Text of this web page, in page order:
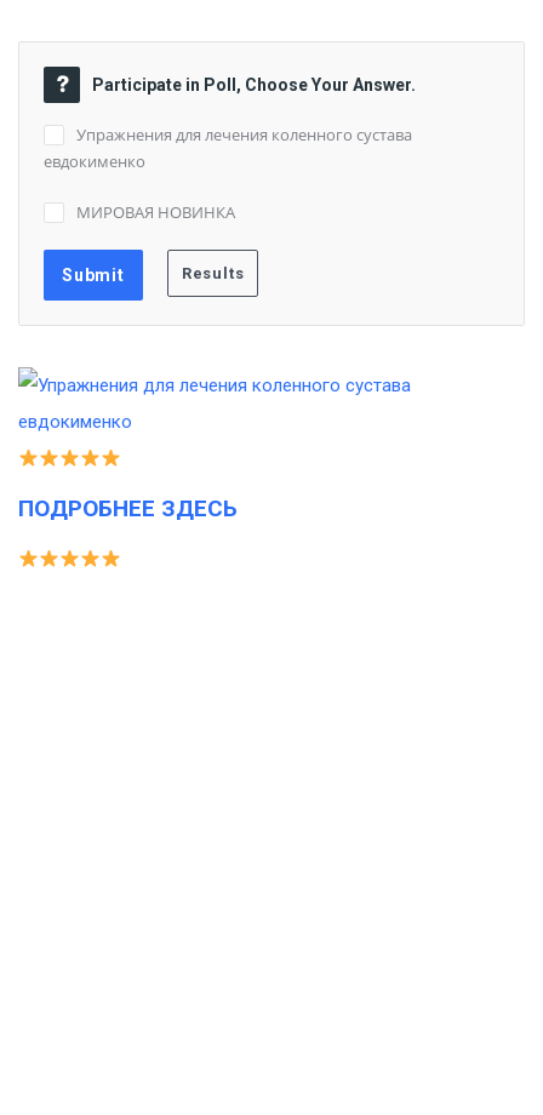
Participate in Poll, Choose Your Answer.
Упражнения для лечения коленного сустава
евдокименко
МИРОВАЯ НОВИНКА
ПОДРОБНЕЕ ЗДЕСЬ